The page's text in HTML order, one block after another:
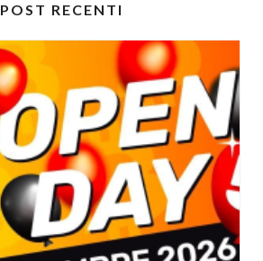
POST RECENTI